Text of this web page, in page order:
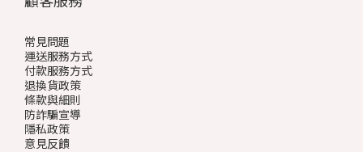
常見問題
運送服務方式
付款服務方式
退換貨政策
條款與細則
防詐騙宣導
隱私政策
意見反饋